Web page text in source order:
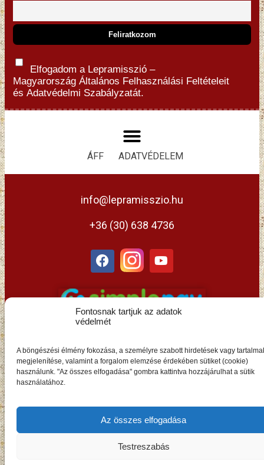
Fontosnak tartjuk az adatok
védelmét
A böngészési élmény fokozása, a személyre szabott hirdetések vagy
megjelenítése, valamint a forgalom elemzése érdekében sütiket (cookie)
használunk. "Az összes elfogadása" gombra kattintva hozzájárulhat a sütik
használatához.
Az összes elfogadása
Testreszabás
Elfogadom a Lepramisszió –
Magyarország Általános Felhasználási Feltételeit
és Adatvédelmi Szabályzatát.
ÁFF ADATVÉDELEM
info@lepramisszio.hu
+36 (30) 638 4736